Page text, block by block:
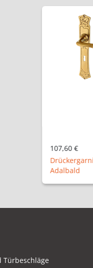
107,60 €
Adalbald
Türbeschläge